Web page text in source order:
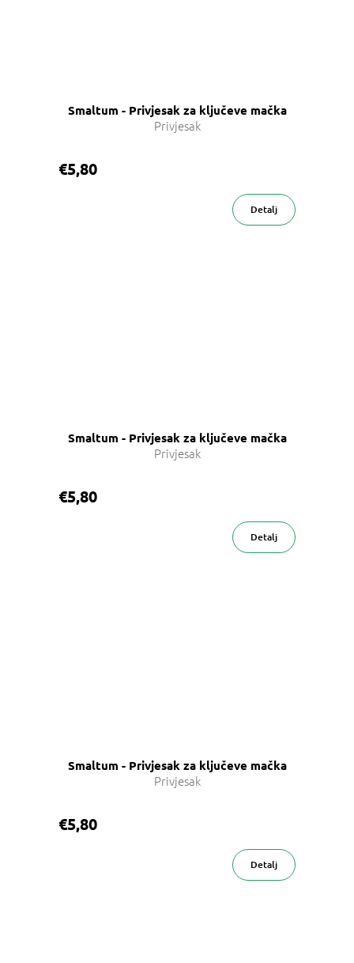
Smaltum - Privjesak za ključeve mačka
Privjesak
€5,80
Detalj
Smaltum - Privjesak za ključeve mačka
Privjesak
€5,80
Detalj
Smaltum - Privjesak za ključeve mačka
Privjesak
€5,80
Detalj